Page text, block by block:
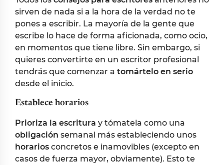
sirven de nada si a la hora de la verdad no te
pones a escribir. La mayoría de la gente que
escribe lo hace de forma aficionada, como ocio,
en momentos que tiene libre. Sin embargo, si
quieres convertirte en un escritor profesional
tendrás que comenzar a tomártelo en serio
desde el inicio.
Establece horarios
Prioriza la escritura y tómatela como una
obligación semanal más estableciendo unos
horarios concretos e inamovibles (excepto en
casos de fuerza mayor, obviamente). Esto te